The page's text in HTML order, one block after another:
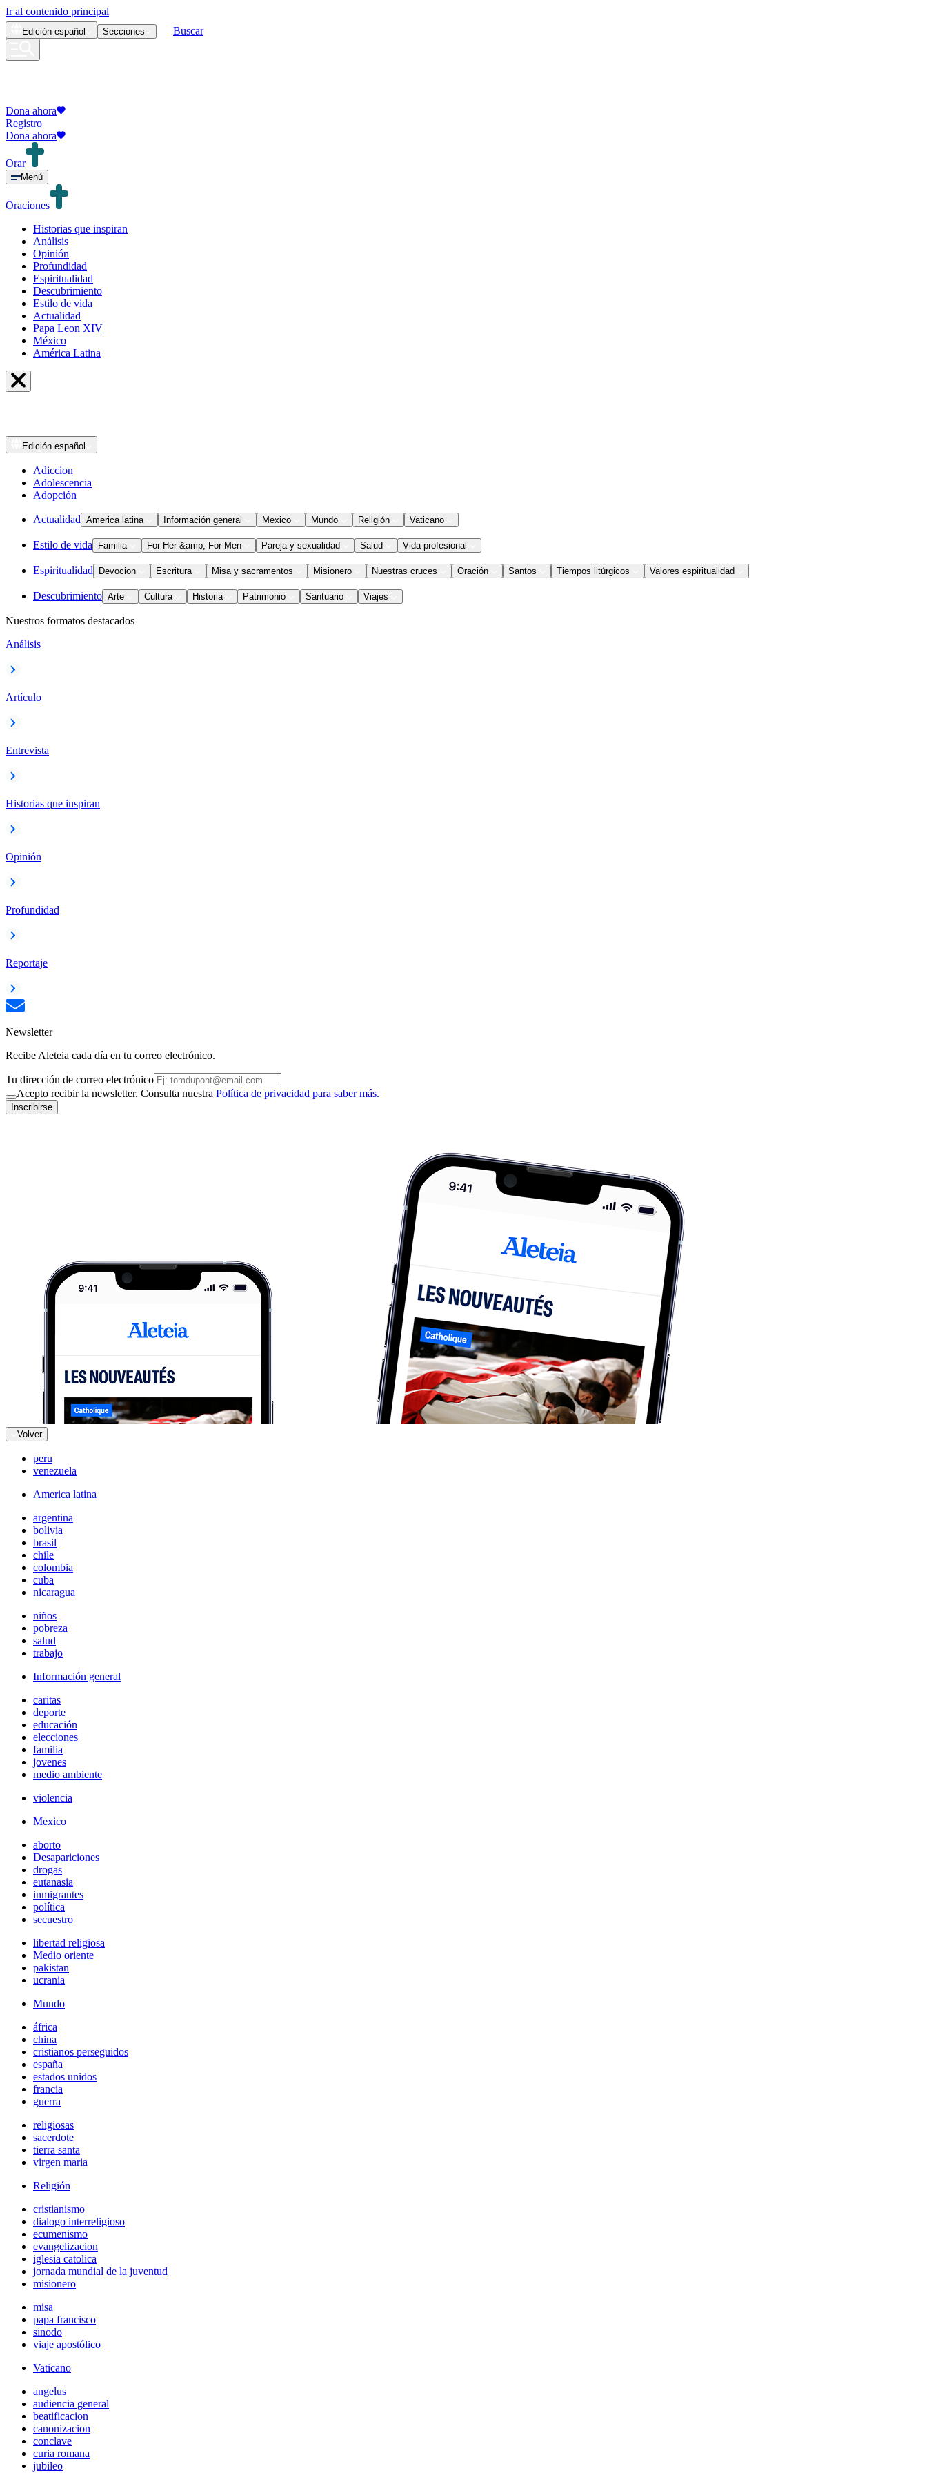
Ir al contenido principal
Edición español Secciones Buscar
Dona ahora
Registro
Dona ahora
Orar
Menú
Oraciones
Historias que inspiran
Análisis
Opinión
Profundidad
Espiritualidad
Descubrimiento
Estilo de vida
Actualidad
Papa Leon XIV
México
América Latina
Edición español
Adiccion
Adolescencia
Adopción
Actualidad America latina Información general Mexico Mundo Religión Vaticano
Estilo de vida Familia For Her &amp; For Men Pareja y sexualidad Salud Vida profesional
Espiritualidad Devocion Escritura Misa y sacramentos Misionero Nuestras cruces Oración Santos Tiempos litúrgicos Valores espiritualidad
Descubrimiento Arte Cultura Historia Patrimonio Santuario Viajes
Nuestros formatos destacados
Análisis
Artículo
Entrevista
Historias que inspiran
Opinión
Profundidad
Reportaje
Newsletter
Recibe Aleteia cada día en tu correo electrónico.
Tu dirección de correo electrónico
Acepto recibir la newsletter. Consulta nuestra Política de privacidad para saber más.
Inscribirse
Volver
peru
venezuela
America latina
argentina
bolivia
brasil
chile
colombia
cuba
nicaragua
niños
pobreza
salud
trabajo
Información general
caritas
deporte
educación
elecciones
familia
jovenes
medio ambiente
violencia
Mexico
aborto
Desapariciones
drogas
eutanasia
inmigrantes
política
secuestro
libertad religiosa
Medio oriente
pakistan
ucrania
Mundo
áfrica
china
cristianos perseguidos
españa
estados unidos
francia
guerra
religiosas
sacerdote
tierra santa
virgen maria
Religión
cristianismo
dialogo interreligioso
ecumenismo
evangelizacion
iglesia catolica
jornada mundial de la juventud
misionero
misa
papa francisco
sinodo
viaje apostólico
Vaticano
angelus
audiencia general
beatificacion
canonizacion
conclave
curia romana
jubileo